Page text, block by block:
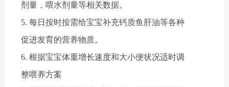
剂量，喂水剂量等相关数据。
5. 每日按时按需给宝宝补充钙质鱼肝油等各种
促进发育的营养物质。
6. 根据宝宝体重增长速度和大小便状况适时调
整喂养方案